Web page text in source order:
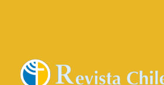
de duración incierto